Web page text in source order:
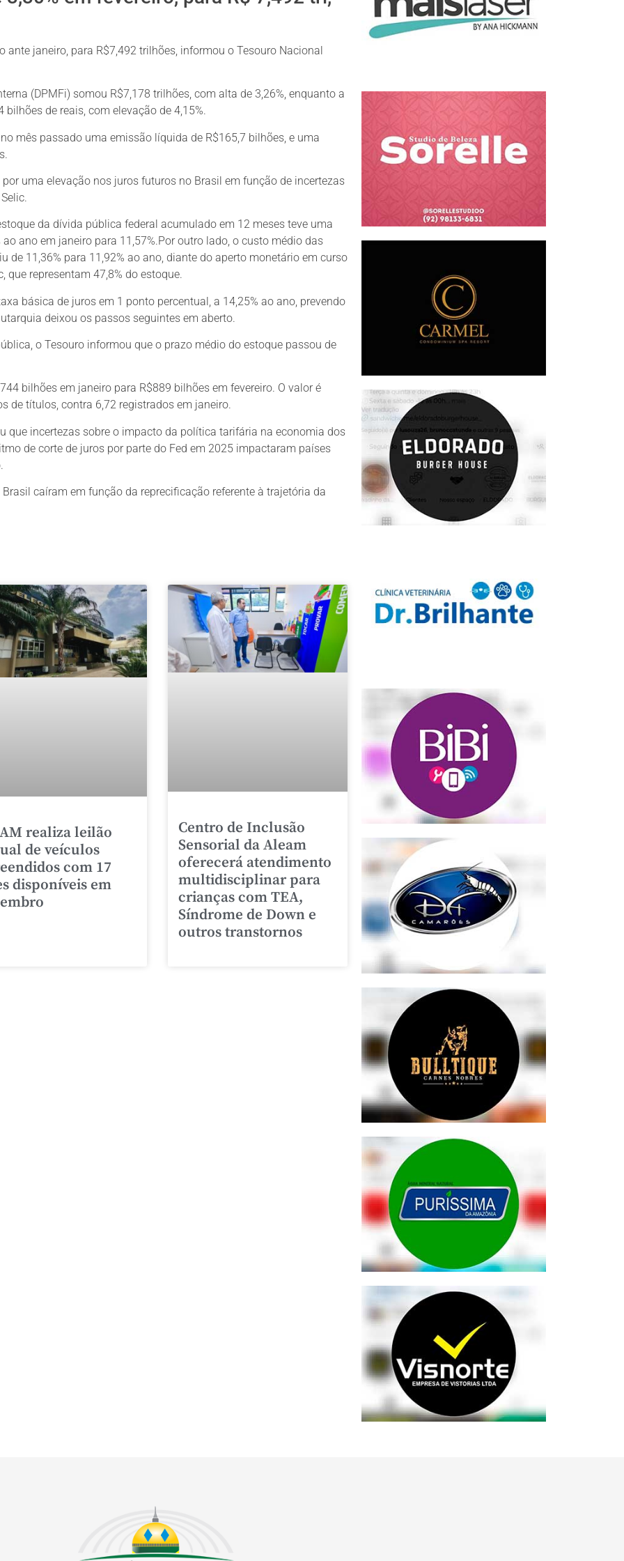
ante janeiro, para R$7,492 trilhões, informou o Tesouro Nacional
(DPMFi) somou R$7,178 trilhões, com alta de 3,26%, enquanto a
de reais, com elevação de 4,15%.
mês passado uma emissão líquida de R$165,7 bilhões, e uma
uma elevação nos juros futuros no Brasil em função de incertezas
da dívida pública federal acumulado em 12 meses teve uma
ano em janeiro para 11,57%.Por outro lado, o custo médio das
de 11,36% para 11,92% ao ano, diante do aperto monetário em curso
que representam 47,8% do estoque.
básica de juros em 1 ponto percentual, a 14,25% ao ano, prevendo
deixou os passos seguintes em aberto.
o Tesouro informou que o prazo médio do estoque passou de
bilhões em janeiro para R$889 bilhões em fevereiro. O valor é
de títulos, contra 6,72 registrados em janeiro.
que incertezas sobre o impacto da política tarifária na economia dos
de corte de juros por parte do Fed em 2025 impactaram países
caíram em função da reprecificação referente à trajetória da
realiza leilão
de veículos
com 17
disponíveis em
Centro de Inclusão
Sensorial da Aleam
oferecerá atendimento
multidisciplinar para
crianças com TEA,
Síndrome de Down e
outros transtornos